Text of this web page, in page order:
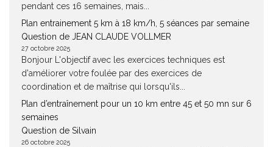
pendant ces 16 semaines, mais...
Plan entrainement 5 km à 18 km/h, 5 séances par semaine
Question de JEAN CLAUDE VOLLMER
27 octobre 2025
Bonjour L'objectif avec les exercices techniques est
d'améliorer votre foulée par des exercices de
coordination et de maîtrise qui lorsqu'ils...
Plan d’entraînement pour un 10 km entre 45 et 50 mn sur 6
semaines
Question de Silvain
26 octobre 2025